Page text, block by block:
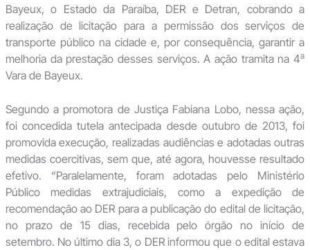
Bayeux, o Estado da Paraíba, DER e Detran, cobrando a
realização de licitação para a permissão dos serviços de
transporte público na cidade e, por consequência, garantir a
melhoria da prestação desses serviços. A ação tramita na 4a
Vara de Bayeux.
Segundo a promotora de Justiça Fabiana Lobo, nessa ação,
foi concedida tutela antecipada desde outubro de 2013, foi
promovida execução, realizadas audiências e adotadas outras
medidas coercitivas, sem que, até agora, houvesse resultado
efetivo. “Paralelamente, foram adotadas pelo Ministério
Público medidas extrajudiciais, como a expedição de
recomendação ao DER para a publicação do edital de licitação,
no prazo de 15 dias, recebida pelo órgão no início de
setembro. No último dia 3, o DER informou que o edital estava